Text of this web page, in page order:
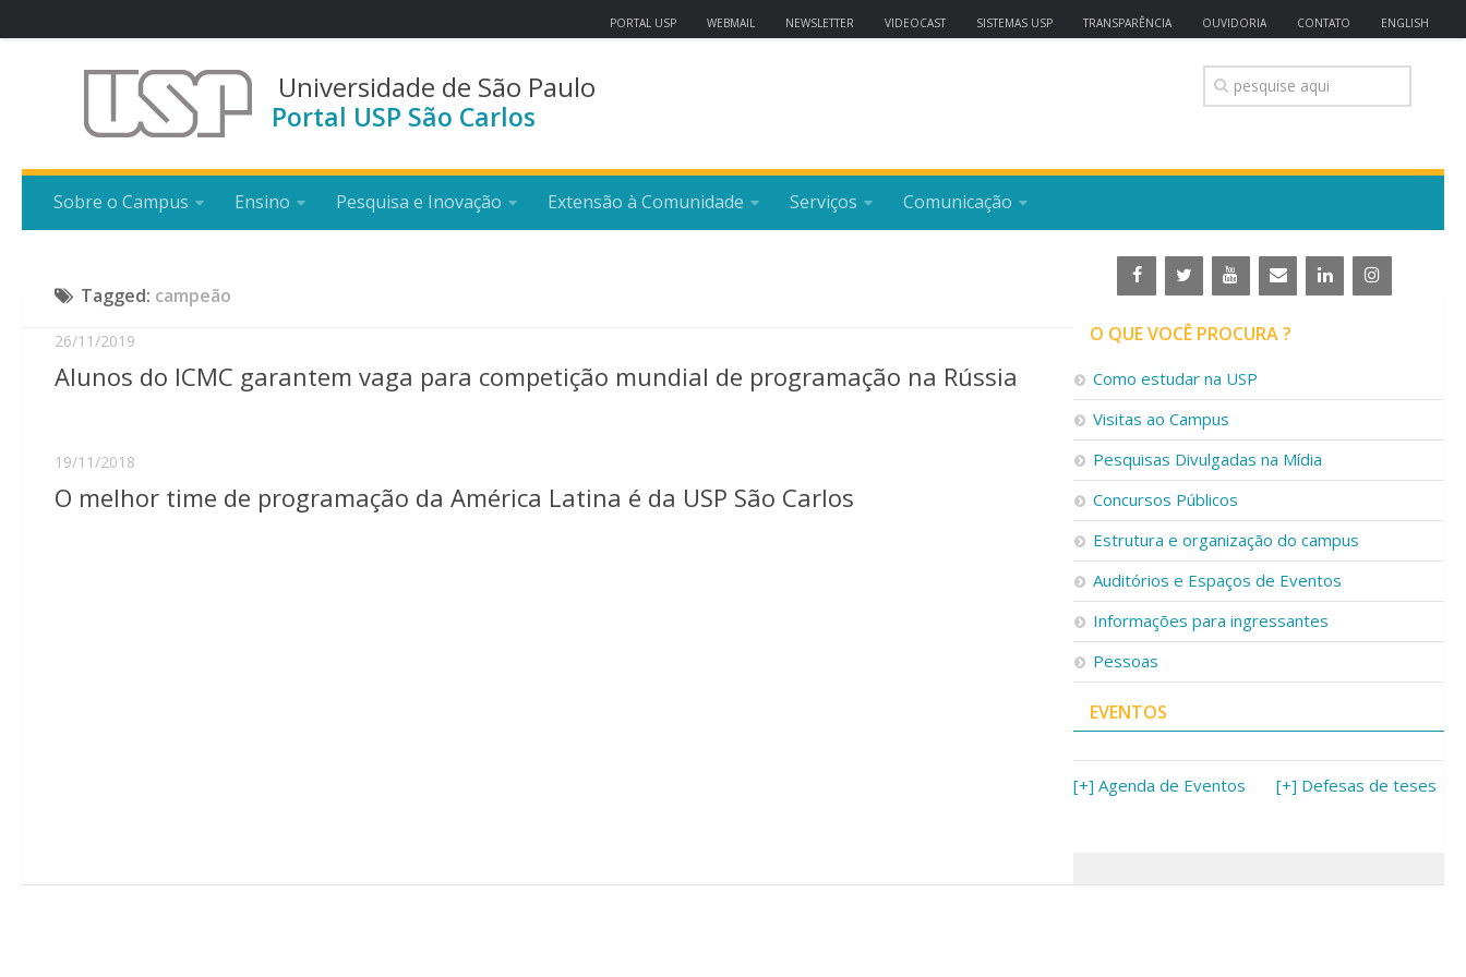
PORTAL USP WEBMAIL NEWSLETTER VIDEOCAST SISTEMAS USP TRANSPARÊNCIA OUVIDORIA CONTATO ENGLISH
Universidade de São Paulo
Portal USP São Carlos
Sobre o Campus Ensino Pesquisa e Inovação Extensão à Comunidade Serviços Comunicação
Tagged: campeão
26/11/2019
Alunos do ICMC garantem vaga para competição mundial de programação na Rússia
19/11/2018
O melhor time de programação da América Latina é da USP São Carlos
O QUE VOCÊ PROCURA ?
Como estudar na USP
Visitas ao Campus
Pesquisas Divulgadas na Mídia
Concursos Públicos
Estrutura e organização do campus
Auditórios e Espaços de Eventos
Informações para ingressantes
Pessoas
EVENTOS
[+] Agenda de Eventos [+] Defesas de teses